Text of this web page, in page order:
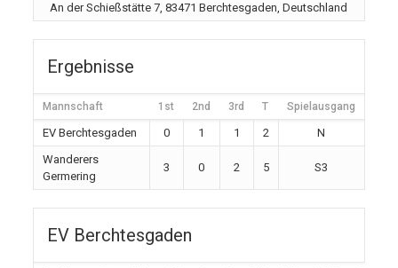
An der Schießstätte 7, 83471 Berchtesgaden, Deutschland
Ergebnisse
Mannschaft 1st 2nd 3rd T Spielausgang
EV Berchtesgaden 0 1 1 2
N
Wanderers
Germering
3 0 2 5 S3
EV Berchtesgaden